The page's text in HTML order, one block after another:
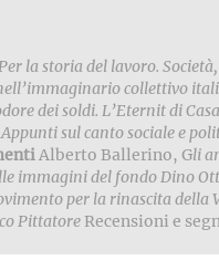
la storia del lavoro.
collettivo
dei soldi. L’Eternit di
sul canto sociale e
Alberto Ballerino, Gli
immagini del fondo Dino
per la rinascita della
Pittatore Recensioni e